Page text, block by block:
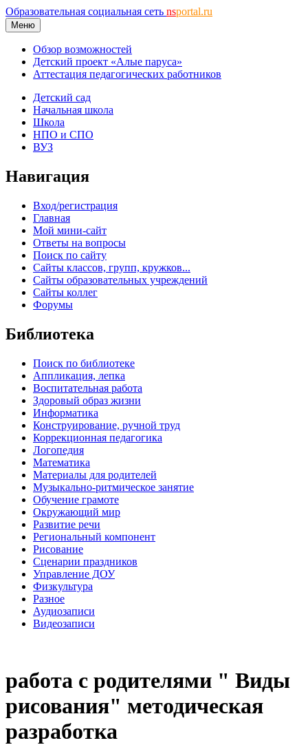
Образовательная социальная сеть nsportal.ru
Меню
Обзор возможностей
Детский проект «Алые паруса»
Аттестация педагогических работников
Детский сад
Начальная школа
Школа
НПО и СПО
ВУЗ
Навигация
Вход/регистрация
Главная
Мой мини-сайт
Ответы на вопросы
Поиск по сайту
Сайты классов, групп, кружков...
Сайты образовательных учреждений
Сайты коллег
Форумы
Библиотека
Поиск по библиотеке
Аппликация, лепка
Воспитательная работа
Здоровый образ жизни
Информатика
Конструирование, ручной труд
Коррекционная педагогика
Логопедия
Математика
Материалы для родителей
Музыкально-ритмическое занятие
Обучение грамоте
Окружающий мир
Развитие речи
Региональный компонент
Рисование
Сценарии праздников
Управление ДОУ
Физкультура
Разное
Аудиозаписи
Видеозаписи
работа с родителями " Виды
рисования" методическая
разработка